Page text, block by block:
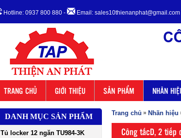
Hotline: 0937 800 880 - Email: sales10thienanphat@gmail.com
TRANG CHỦ GIỚI THIỆU SẢN PHẨM NHÃN
DANH MỤC SẢN PHẨM
Tủ locker 12 ngăn TU984-3K
Trang chủ » Nhãn hiệu
Công tắcD, 2 tiếp